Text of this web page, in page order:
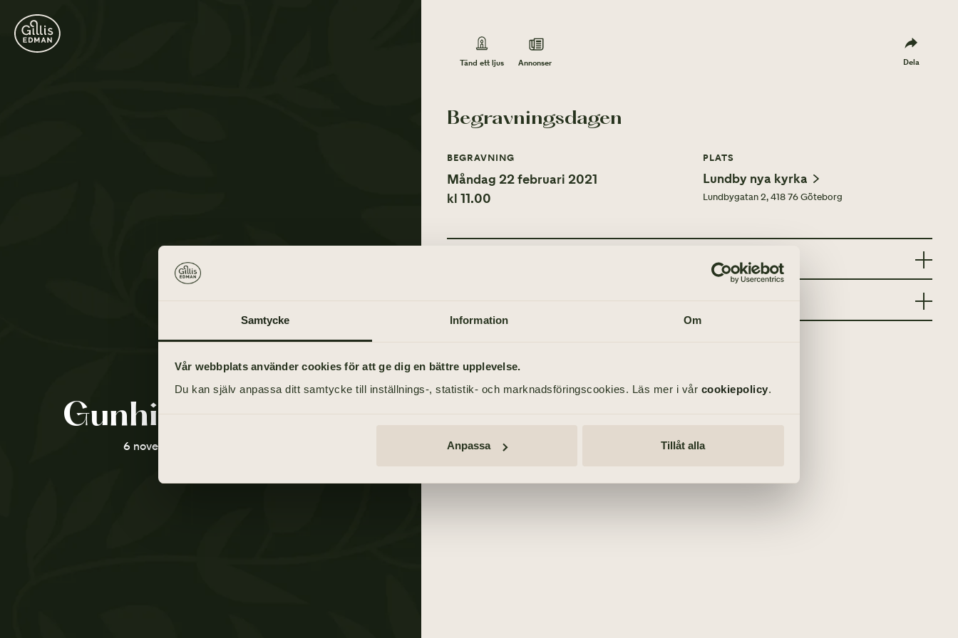
Samtycke Information Om
Vår webbplats använder cookies för att ge dig en bättre upplevelse.
Du kan själv anpassa ditt samtycke till inställnings-, statistik- och marknadsföringscookies. Läs mer i vår cookiepolicy.
Anpassa Tillåt alla
Gunhild Johansson
6 november 1935 - 8 januari 2021
Tänd ett ljus Annonser Dela
Begravningsdagen
BEGRAVNING
Måndag 22 februari 2021
kl 11.00
PLATS
Lundby nya kyrka
Lundbygatan 2, 418 76 Göteborg
6 februari 2021